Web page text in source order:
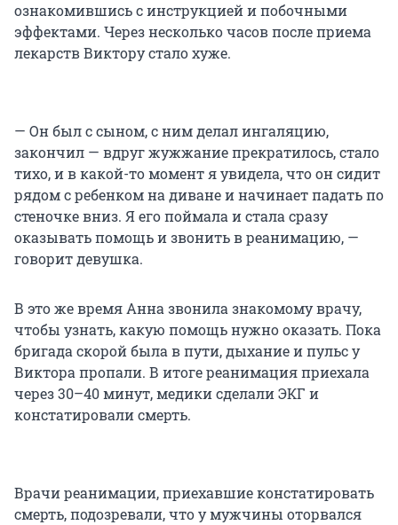
ознакомившись с инструкцией и побочными
эффектами. Через несколько часов после приема
лекарств Виктору стало хуже.
— Он был с сыном, с ним делал ингаляцию,
закончил — вдруг жужжание прекратилось, стало
тихо, и в какой-то момент я увидела, что он сидит
рядом с ребенком на диване и начинает падать по
стеночке вниз. Я его поймала и стала сразу
оказывать помощь и звонить в реанимацию, —
говорит девушка.
В это же время Анна звонила знакомому врачу,
чтобы узнать, какую помощь нужно оказать. Пока
бригада скорой была в пути, дыхание и пульс у
Виктора пропали. В итоге реанимация приехала
через 30–40 минут, медики сделали ЭКГ и
констатировали смерть.
Врачи реанимации, приехавшие констатировать
смерть, подозревали, что у мужчины оторвался